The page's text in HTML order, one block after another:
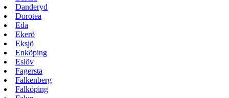
Danderyd
Dorotea
Eda
Ekerö
Eksjö
Enköping
Eslöv
Fagersta
Falkenberg
Falköping